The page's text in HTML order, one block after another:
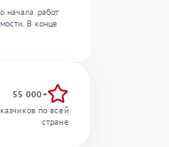
начала работ
В конце
55 000+
по всей
стране